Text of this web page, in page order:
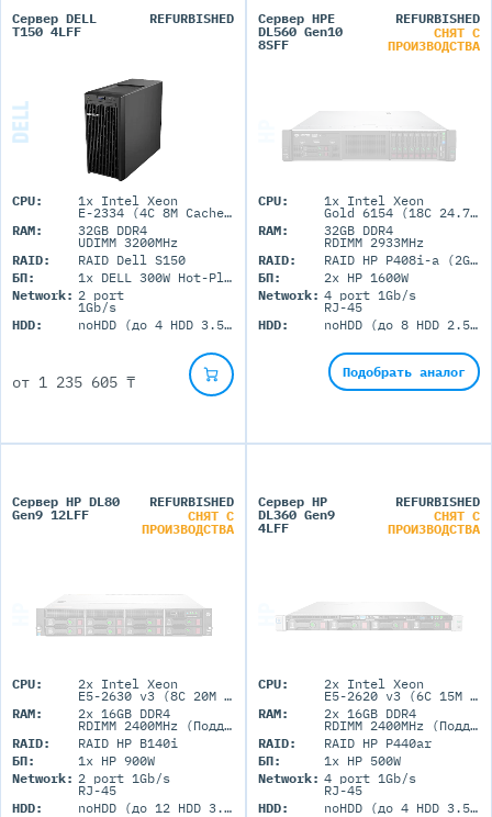
Сервер DELL
T150 4LFF
REFURBISHED
CPU: 1x Intel Xeon
E-2334 (4C 8M Cache 3.40 GHz)
RAM:
32GB DDR4
UDIMM 3200MHz
RAID:
RAID Dell S150
БП:
1x DELL 300W Hot-Plug
Network: 2 port
1Gb/s
HDD:
noHDD (до 4 HDD 3.5'' LFF)
от 1 235 605 ₸
Сервер HPE
DL560 Gen10
8SFF
REFURBISHED
СНЯТ С
ПРОИЗВОДСТВА
CPU: 1x Intel Xeon
Gold 6154 (18C 24.75M Cache 3.00 GHz)
RAM:
32GB DDR4
RDIMM 2933MHz
RAID:
RAID HP P408i-a (2GB+FBWC)
БП:
2x HP 1600W
Network: 4 port 1Gb/s
RJ-45
HDD:
noHDD (до 8 HDD 2.5'' SFF)
Подобрать аналог
Сервер HP DL80
Gen9 12LFF
REFURBISHED
СНЯТ С
ПРОИЗВОДСТВА
CPU: 2x Intel Xeon
E5-2630 v3 (8C 20M Cache 2.40 GHz)
RAM:
2x 16GB DDR4
RDIMM 2400MHz (Поддержка до 64GB максимально, 4 UDIMM портов)
RAID:
RAID HP B140i
БП:
1x HP 900W
Network: 2 port 1Gb/s
RJ-45
HDD:
noHDD (до 12 HDD 3.5'' LFF)
Сервер HP
DL360 Gen9
4LFF
REFURBISHED
СНЯТ С
ПРОИЗВОДСТВА
CPU: 2x Intel Xeon
E5-2620 v3 (6C 15M Cache 2.40 GHz)
RAM:
2x 16GB DDR4
RDIMM 2400MHz (Поддержка до 3072GB максимально, 24 DIMM портов)
RAID:
RAID HP P440ar
БП:
1x HP 500W
Network: 4 port 1Gb/s
RJ-45
HDD:
noHDD (до 4 HDD 3.5'' LFF)